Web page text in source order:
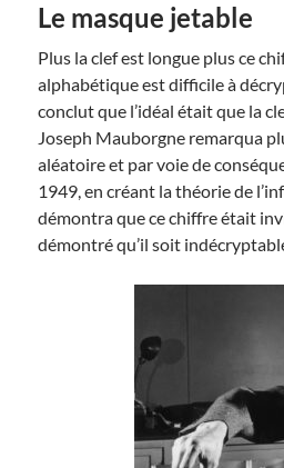
Le masque jetable
Plus la clef est longue plus ce
alphabétique est difficile à
conclut que l’idéal était que la
Joseph Mauborgne remarqua
aléatoire et par voie de
1949, en créant la théorie de
démontra que ce chiffre était
démontré qu’il soit